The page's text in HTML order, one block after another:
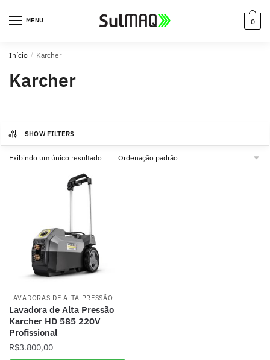
MENU 0
Início / Karcher
Karcher
SHOW FILTERS
Exibindo um único resultado
LAVADORAS DE ALTA PRESSÃO
Lavadora de Alta Pressão
Karcher HD 585 220V
Profissional
R$3.800,00